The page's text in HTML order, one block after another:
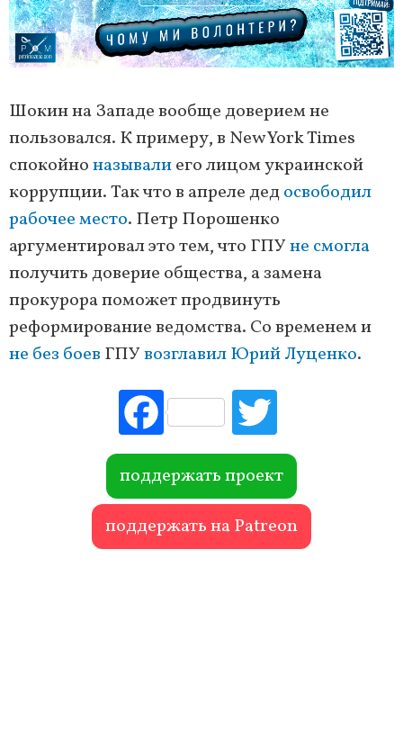
Шокин на Западе вообще доверием не
пользовался. К примеру, в New York Times
спокойноназывалиего лицом украинской
коррупции. Так что в апреле дедосвободил
рабочее место. Петр Порошенко
аргументировал это тем, что ГПУне смогла
получить доверие общества, а замена
прокурора поможет продвинуть
реформирование ведомства. Со временем и
не без боев ГПУвозглавил Юрий Луценко.
Fac
ebo
ok r
поддержать проект
поддержать на Patreon